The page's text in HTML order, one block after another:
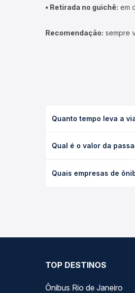
• Retirada no guichê: em
Recomendação: sempre
Quanto tempo leva a
as condições de
Qual é o valor da
a antecedência da
Quais empresas de
TOP DESTINOS
Ônibus Rio de Janeiro